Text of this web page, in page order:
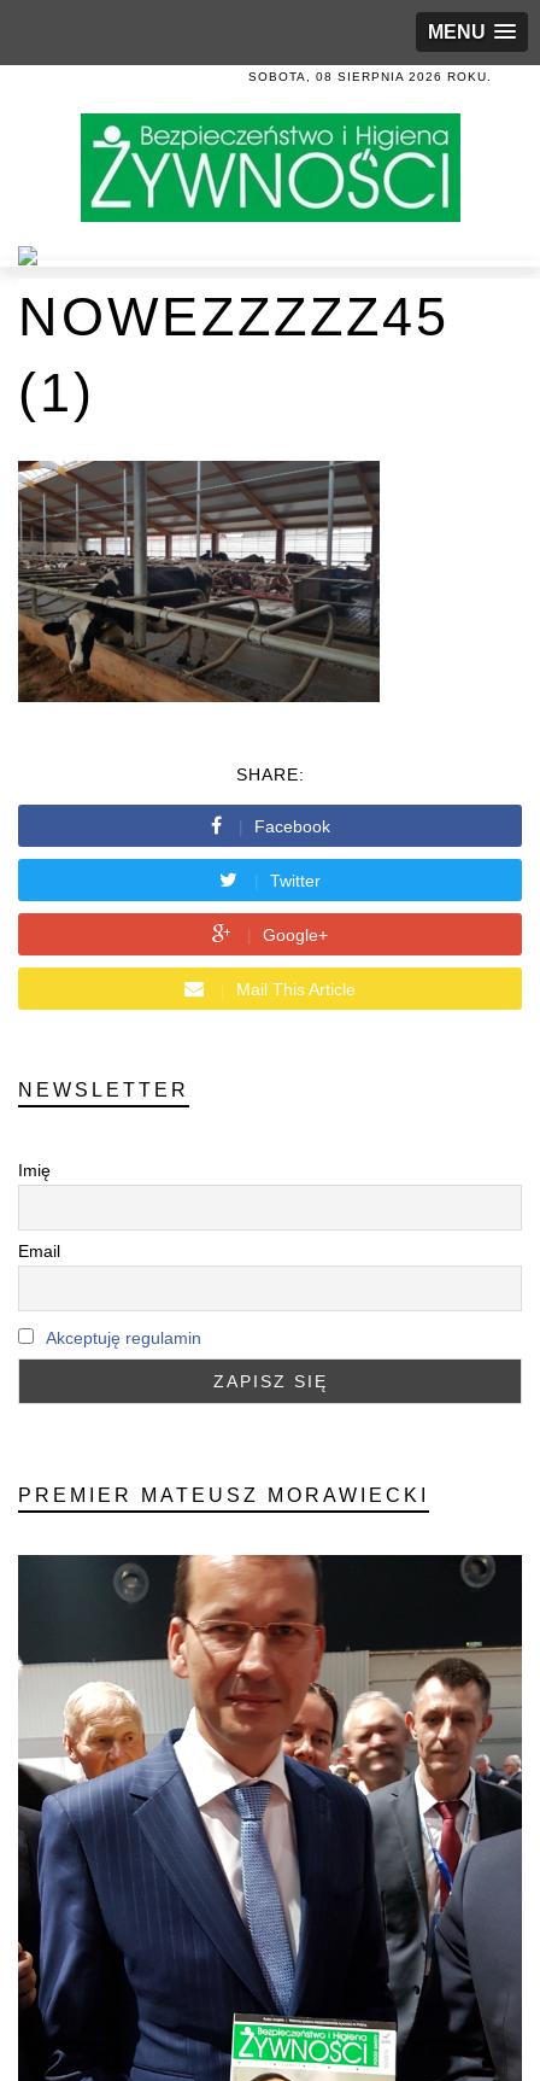
MENU
SOBOTA, 08 SIERPNIA 2026 ROKU.
NOWEZZZZZ45
(1)
SHARE:
Facebook
Twitter
Google+
Mail This Article
NEWSLETTER
Imię
Email
Akceptuję regulamin
PREMIER MATEUSZ MORAWIECKI